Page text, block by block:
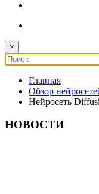
×
Главная
Обзор
Нейросеть
НОВОСТИ